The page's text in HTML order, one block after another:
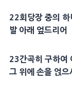
22회당장 중의 하
발 아래 엎드리어
23간곡히 구하여
그 위에 손을 얹